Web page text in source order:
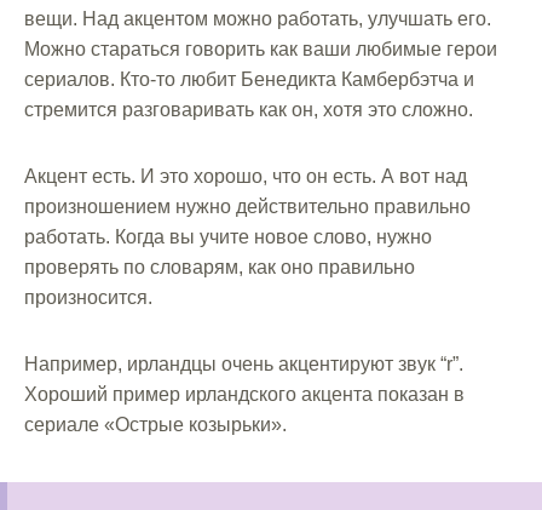
вещи. Над акцентом можно работать, улучшать его.
Можно стараться говорить как ваши любимые герои
сериалов. Кто-то любит Бенедикта Камбербэтча и
стремится разговаривать как он, хотя это сложно.
Акцент есть. И это хорошо, что он есть. А вот над
произношением нужно действительно правильно
работать. Когда вы учите новое слово, нужно
проверять по словарям, как оно правильно
произносится.
Например, ирландцы очень акцентируют звук “r”.
Хороший пример ирландского акцента показан в
сериале «Острые козырьки».